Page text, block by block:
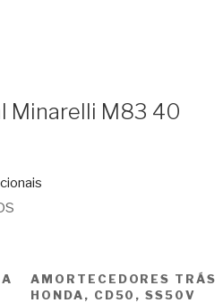
Minarelli M83 40
AMORTECEDORES TRÁS
HONDA, CD50, SS50V